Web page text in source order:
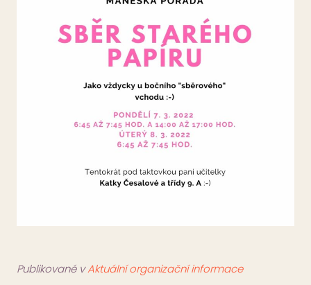
Publikované vAktuální organizační informace